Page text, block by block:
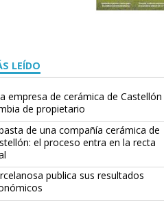
LEÍDO
empresa de cerámica de Castellón
de propietario
de una compañía cerámica de
el proceso entra en la recta
publica sus resultados